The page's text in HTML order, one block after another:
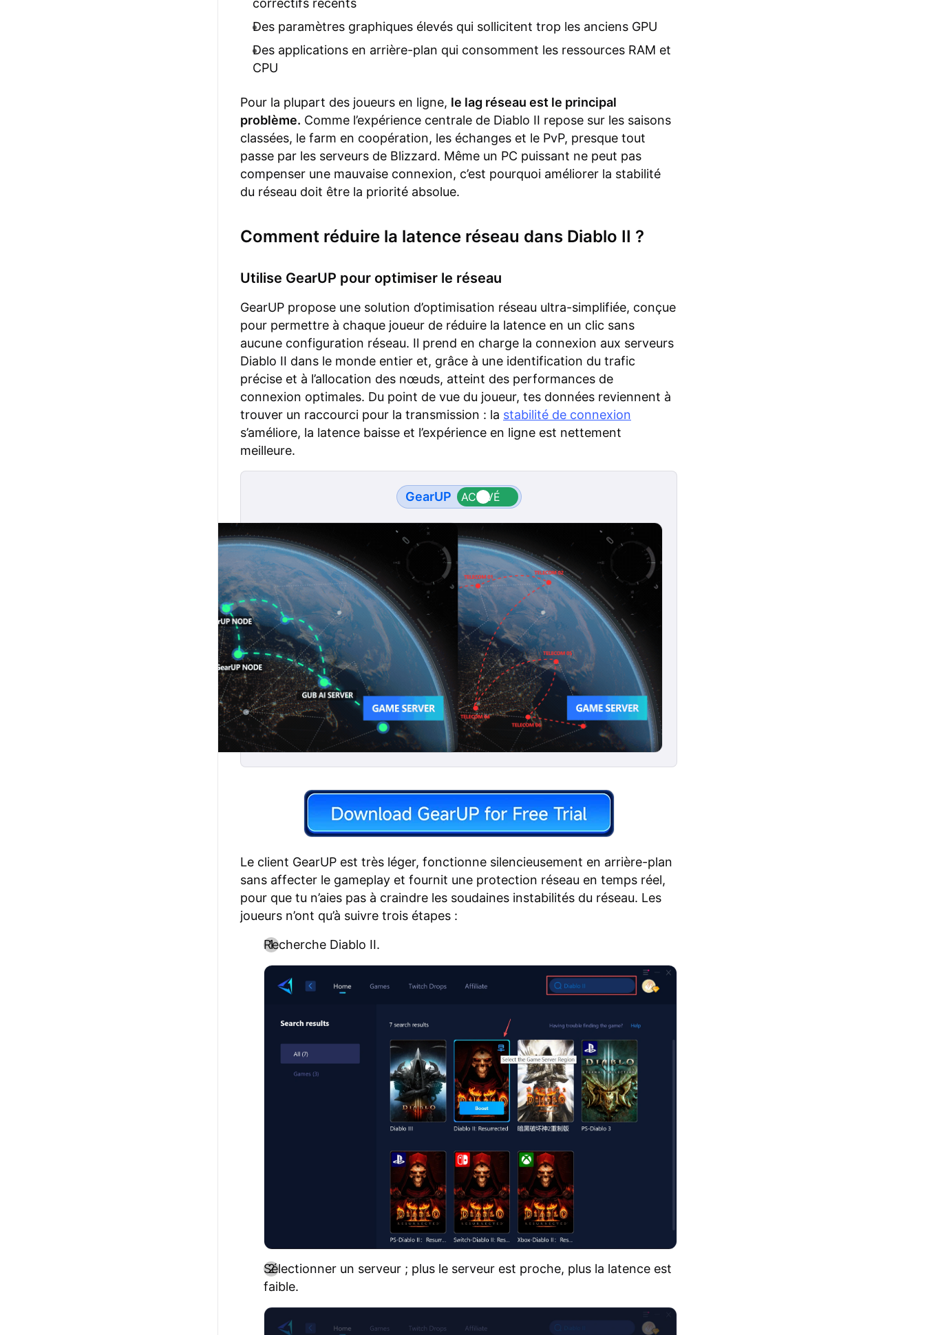
correctifs récents
Des paramètres graphiques élevés qui sollicitent trop les anciens GPU
Des applications en arrière-plan qui consomment les ressources RAM et
CPU
Pour la plupart des joueurs en ligne, le lag réseau est le principal
problème. Comme l’expérience centrale de Diablo II repose sur les saisons
classées, le farm en coopération, les échanges et le PvP, presque tout
passe par les serveurs de Blizzard. Même un PC puissant ne peut pas
compenser une mauvaise connexion, c’est pourquoi améliorer la stabilité
du réseau doit être la priorité absolue.
Comment réduire la latence réseau dans Diablo II ?
Utilise GearUP pour optimiser le réseau
GearUP propose une solution d’optimisation réseau ultra-simplifiée, conçue
pour permettre à chaque joueur de réduire la latence en un clic sans
aucune configuration réseau. Il prend en charge la connexion aux serveurs
Diablo II dans le monde entier et, grâce à une identification du trafic
précise et à l’allocation des nœuds, atteint des performances de
connexion optimales. Du point de vue du joueur, tes données reviennent à
trouver un raccourci pour la transmission : la stabilité de connexion
s’améliore, la latence baisse et l’expérience en ligne est nettement
meilleure.
GearUP
Le client GearUP est très léger, fonctionne silencieusement en arrière-plan
sans affecter le gameplay et fournit une protection réseau en temps réel,
pour que tu n’aies pas à craindre les soudaines instabilités du réseau. Les
joueurs n’ont qu’à suivre trois étapes :
Recherche Diablo II.
Sélectionner un serveur ; plus le serveur est proche, plus la latence est
faible.